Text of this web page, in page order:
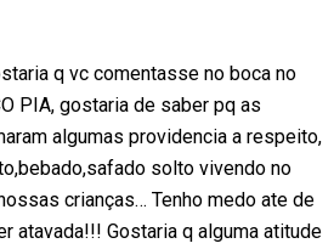
q vc comentasse no boca no
PIA, gostaria de saber pq as
algumas providencia a respeito,
solto vivendo no
crianças… Tenho medo ate de
atavada!!! Gostaria q alguma atitude